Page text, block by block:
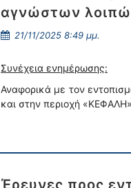
αγνώστων
21/11/2025 8:49 μμ.
Συνέχεια ενημέρωσης:
Αναφορικά με τον
και στην περιοχή
Έρευνες προς